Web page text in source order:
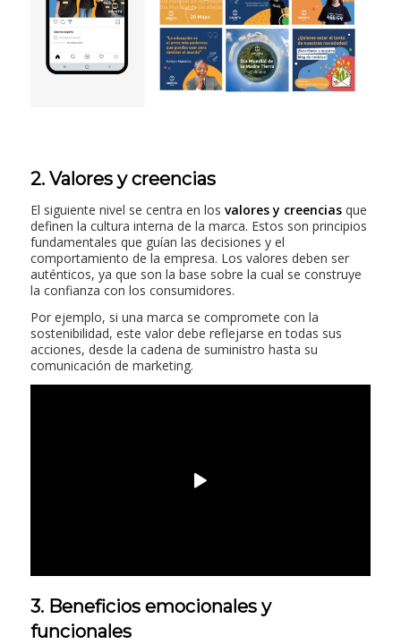
2. Valores y creencias
El siguiente nivel se centra en los valores y creenciasque
definen la cultura interna de la marca. Estos son principios
fundamentales que guían las decisiones y el
comportamiento de la empresa. Los valores deben ser
auténticos, ya que son la base sobre la cual se construye
la confianza con los consumidores.
Por ejemplo, si una marca se compromete con la
sostenibilidad, este valor debe reflejarse en todas sus
acciones, desde la cadena de suministro hasta su
comunicación de marketing.
3. Beneficios emocionales y
funcionales